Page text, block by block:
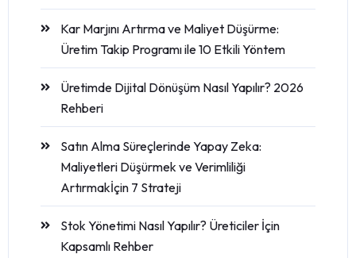
Kar Marjını Artırma ve Maliyet Düşürme:
Üretim Takip Programı ile 10 Etkili Yöntem
Üretimde Dijital Dönüşüm Nasıl Yapılır? 2026
Rehberi
Satın Alma Süreçlerinde Yapay Zeka:
Maliyetleri Düşürmek ve Verimliliği
Artırmakİçin 7 Strateji
Stok Yönetimi Nasıl Yapılır? Üreticiler İçin
Kapsamlı Rehber